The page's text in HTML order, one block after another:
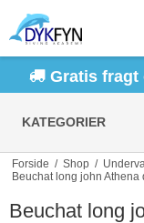
Gratis fragt
KATEGORIER
Forside / Shop /
Beuchat long john Athena
Beuchat long